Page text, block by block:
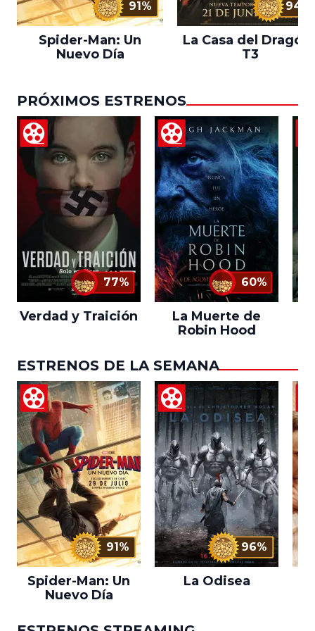
91%
Spider-Man: Un
Nuevo Día
94%
La Casa del Dragón
T3
PRÓXIMOS ESTRENOS
77%
Verdad y Traición
60%
La Muerte de
Robin Hood
ESTRENOS DE LA SEMANA
91%
Spider-Man: Un
Nuevo Día
96%
La Odisea